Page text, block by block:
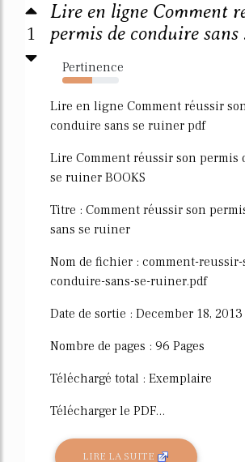
1
Lire en ligne Comment
permis de conduire sans
Pertinence
53%
Lire en ligne Comment réussir
conduire sans se ruiner pdf
Lire Comment réussir son permis
se ruiner BOOKS
Titre : Comment réussir son
sans se ruiner
Nom de fichier : comment-
conduire-sans-se-ruiner.pdf
Date de sortie : December 18, 2013
Nombre de pages : 96 Pages
Téléchargé total : Exemplaire
Télécharger le PDF...
LIRE LA SUITE